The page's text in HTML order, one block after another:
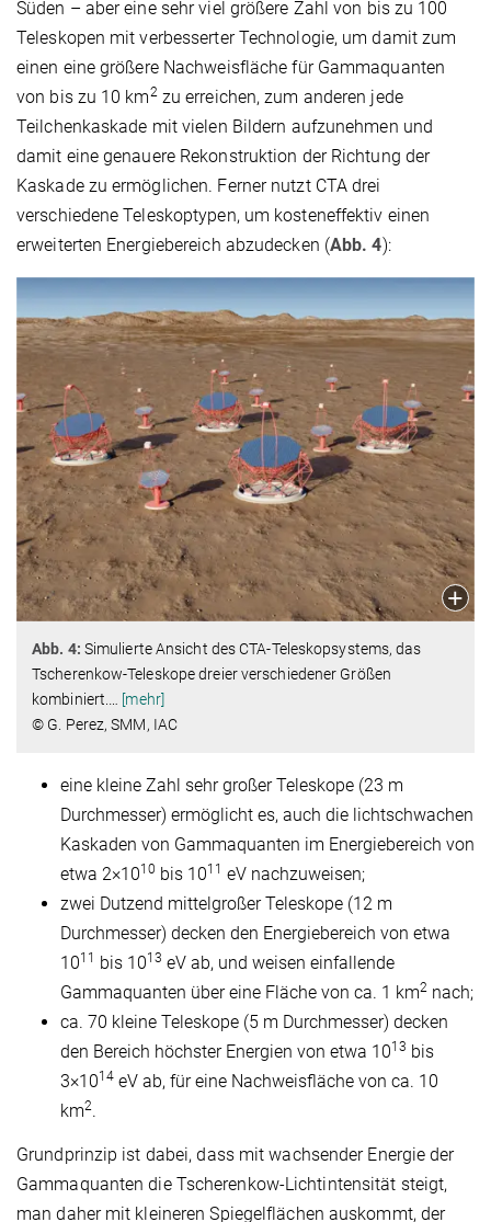
Süden – aber eine sehr viel größere Zahl von bis zu 100
Teleskopen mit verbesserter Technologie, um damit zum
einen eine größere Nachweisfläche für Gammaquanten
von bis zu 10 km2zu erreichen, zum anderen jede
Teilchenkaskade mit vielen Bildern aufzunehmen und
damit eine genauere Rekonstruktion der Richtung der
Kaskade zu ermöglichen. Ferner nutzt CTA drei
verschiedene Teleskoptypen, um kosteneffektiv einen
erweiterten Energiebereich abzudecken (Abb. 4):
Abb. 4: Simulierte Ansicht des CTA-Teleskopsystems, das
Tscherenkow-Teleskope dreier verschiedener Größen
kombiniert.
[mehr]
© G. Perez, SMM, IAC
eine kleine Zahl sehr großer Teleskope (23 m
Durchmesser) ermöglicht es, auch die lichtschwachen
Kaskaden von Gammaquanten im Energiebereich von
etwa 2×1010 bis 1011 eV nachzuweisen;
zwei Dutzend mittelgroßer Teleskope (12 m
Durchmesser) decken den Energiebereich von etwa
1011 bis 1013 eV ab, und weisen einfallende
Gammaquanten über eine Fläche von ca. 1 km2 nach;
ca. 70 kleine Teleskope (5 m Durchmesser) decken
den Bereich höchster Energien von etwa 1013 bis
3×1014 eV ab, für eine Nachweisfläche von ca. 10
km2.
Grundprinzip ist dabei, dass mit wachsender Energie der
Gammaquanten die Tscherenkow-Lichtintensität steigt,
man daher mit kleineren Spiegelflächen auskommt, der